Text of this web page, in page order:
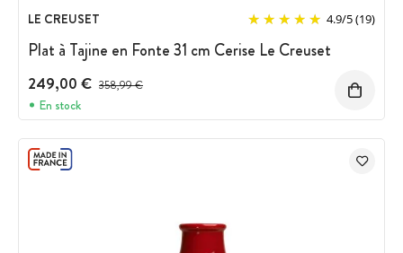
LE CREUSET 4.9/5(19)
Plat à Tajine en Fonte 31 cm Cerise Le Creuset
249,00 € Prix avant réduction :
358,99 €
En stock